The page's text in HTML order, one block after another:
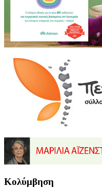
Κολύμβηση